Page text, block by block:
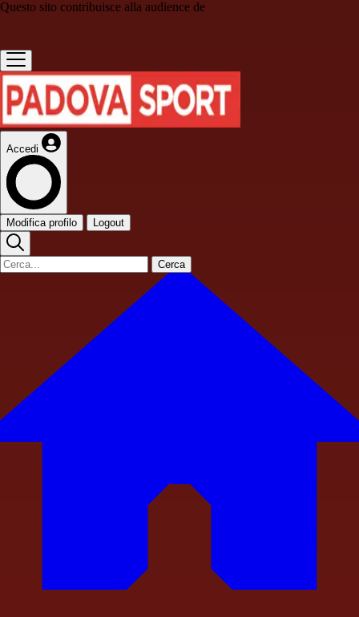
Questo sito contribuisce alla audience de
Accedi
Modifica profilo Logout
Cerca